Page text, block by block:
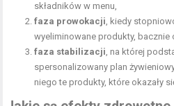
składników w menu,
faza prowokacji, kiedy
wyeliminowane produkty,
faza stabilizacji, na której
spersonalizowany plan
niego te produkty, które okazały